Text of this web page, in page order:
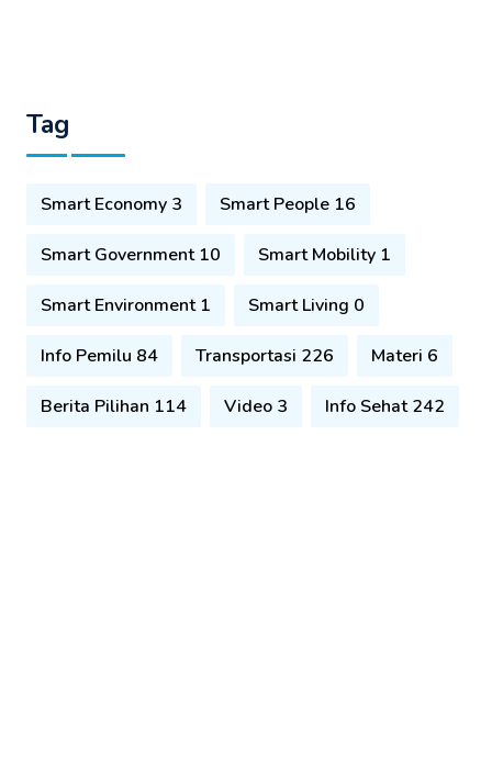
Tag
Smart Economy 3 Smart People 16
Smart Government 10 Smart Mobility 1
Smart Environment 1 Smart Living 0
Info Pemilu 84 Transportasi 226 Materi 6
Berita Pilihan 114 Video 3 Info Sehat 242